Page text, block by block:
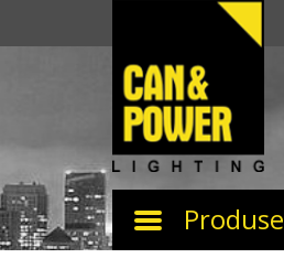
Toggle
Produse